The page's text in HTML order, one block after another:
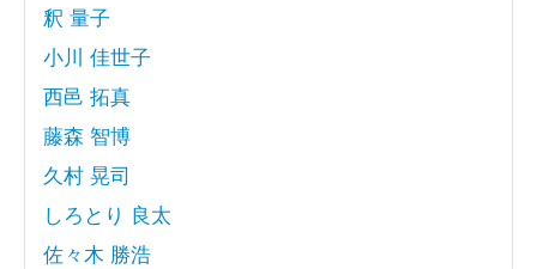
釈 量子
小川 佳世子
西邑 拓真
藤森 智博
久村 晃司
しろとり 良太
佐々木 勝浩